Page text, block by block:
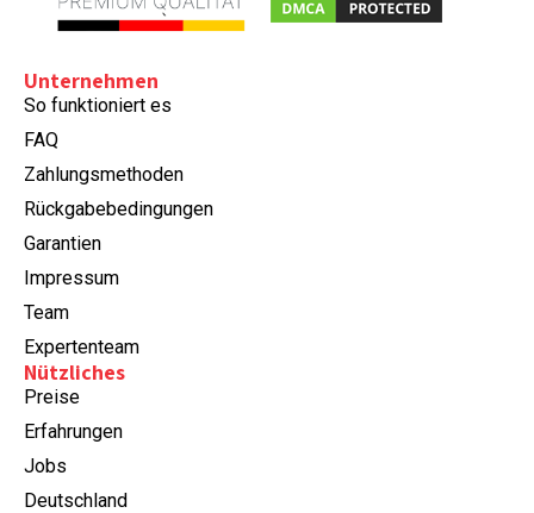
Unternehmen
So funktioniert es
FAQ
Zahlungsmethoden
Rückgabebedingungen
Garantien
Impressum
Team
Expertenteam
Nützliches
Preise
Erfahrungen
Jobs
Deutschland